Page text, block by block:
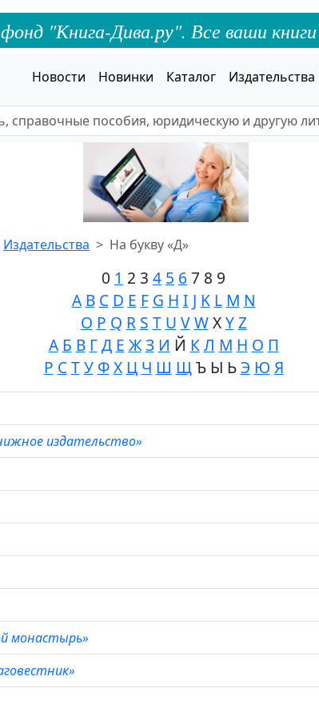
"Книга-Дива.ру". Все ваши книги
Новости Новинки Каталог Издательства
Издательства На букву «Д»
0 1 2 3 4 5 6 7 8 9
A B C D E F G H I J K L M N
O P Q R S T U V WXY Z
А Б В Г Д Е Ж З И Й К Л М Н О П
Р С Т У Ф Х Ц Ч Ш ЩЪ Ы ЬЭ Ю Я
издательство»
монастырь»